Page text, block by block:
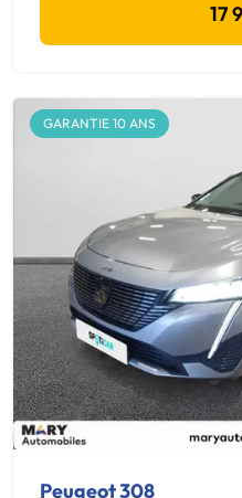
17
GARANTIE 10 ANS
Peugeot 308